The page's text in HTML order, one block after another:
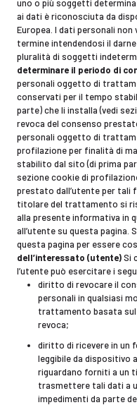
uno o più soggetti
ai dati è riconosciuta da
Europea. I dati personali
termine intendendosi il
pluralità di soggetti
determinare il periodo di
personali oggetto di
conservati per il tempo
parte) che li installa (vedi
revoca del consenso
personali oggetto di
profilazione per finalità di
stabilito dal sito (di prima
sezione cookie di
prestato dall’utente per tali
titolare del trattamento si
alla presente informativa in
all’utente su questa pagina.
questa pagina per essere
dell’interessato (utente)Si
l’utente può esercitare i
diritto di revocare il
personali in qualsiasi
trattamento basata
revoca;
diritto di ricevere in un
leggibile da dispositivo
riguardano forniti a un
trasmettere tali dati a
impedimenti da parte